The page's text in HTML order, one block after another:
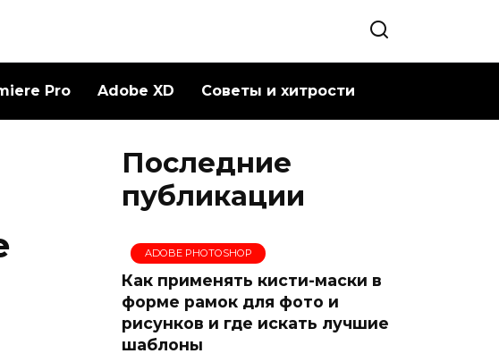
Pro Adobe XD Советы и хитрости
Последние
публикации
ADOBE PHOTOSHOP
Как применять кисти-маски в
форме рамок для фото и
рисунков и где искать лучшие
шаблоны